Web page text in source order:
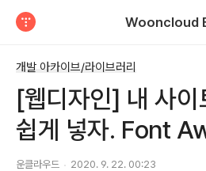
Wooncloud
개발 아카이브/라이브러리
[웹디자인] 내 사이
쉽게 넣자. Font
운클라우드 2020. 9. 22. 00:23